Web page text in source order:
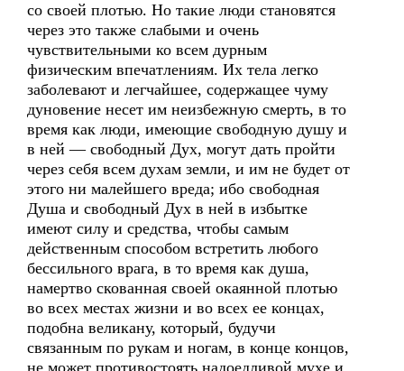
со своей плотью. Но такие люди становятся
через это также слабыми и очень
чувствительными ко всем дурным
физическим впечатлениям. Их тела легко
заболевают и легчайшее, содержащее чуму
дуновение несет им неизбежную смерть, в то
время как люди, имеющие свободную душу и
в ней — свободный Дух, могут дать пройти
через себя всем духам земли, и им не будет от
этого ни малейшего вреда; ибо свободная
Душа и свободный Дух в ней в избытке
имеют силу и средства, чтобы самым
действенным способом встретить любого
бессильного врага, в то время как душа,
намертво скованная своей окаянной плотью
во всех местах жизни и во всех ее концах,
подобна великану, который, будучи
связанным по рукам и ногам, в конце концов,
не может противостоять надоедливой мухе и